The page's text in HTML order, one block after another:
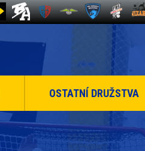
OSTATNÍ DRUŽSTVA